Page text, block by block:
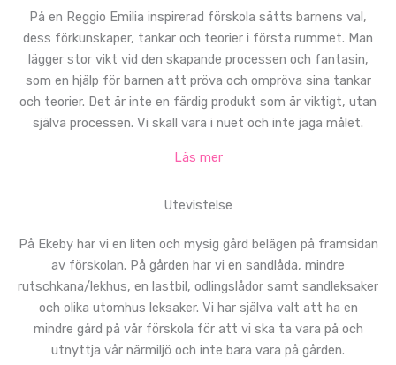
På en Reggio Emilia inspirerad förskola sätts barnens val,
dess förkunskaper, tankar och teorier i första rummet. Man
lägger stor vikt vid den skapande processen och fantasin,
som en hjälp för barnen att pröva och ompröva sina tankar
och teorier. Det är inte en färdig produkt som är viktigt, utan
själva processen. Vi skall vara i nuet och inte jaga målet.
Läs mer
Utevistelse
På Ekeby har vi en liten och mysig gård belägen på framsidan
av förskolan. På gården har vi en sandlåda, mindre
rutschkana/lekhus, en lastbil, odlingslådor samt sandleksaker
och olika utomhus leksaker. Vi har själva valt att ha en
mindre gård på vår förskola för att vi ska ta vara på och
utnyttja vår närmiljö och inte bara vara på gården.